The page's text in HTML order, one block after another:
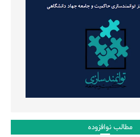
مطالب نوافزوده